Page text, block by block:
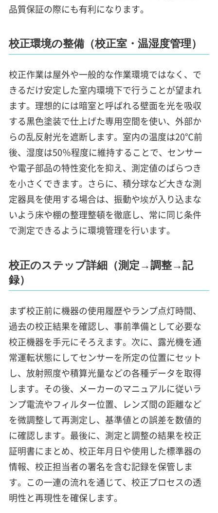
品質保証の際にも有利になります。
校正環境の整備（校正室・温湿度管理）
校正作業は屋外や一般的な作業環境ではなく、で
きるだけ安定した室内環境下で行うことが望まれ
ます。理想的には暗室と呼ばれる壁面を光を吸収
する黒色塗装で仕上げた専用空間を使い、外部か
らの乱反射光を遮断します。室内の温度は20℃前
後、湿度は50％程度に維持することで、センサー
や電子部品の特性変化を抑え、測定値のばらつき
を小さくできます。さらに、積分球など大きな測
定器具を使用する場合は、振動や埃が入り込まな
いよう床や棚の整理整頓を徹底し、常に同じ条件
で測定できるように環境管理を行います。
校正のステップ詳細（測定→調整→記
録）
まず校正前に機器の使用履歴やランプ点灯時間、
過去の校正結果を確認し、事前準備として必要な
校正機器を手元にそろえます。次に、露光機を通
常運転状態にしてセンサーを所定の位置にセット
し、放射照度や積算光量などの各種データを取得
します。その後、メーカーのマニュアルに従いラ
ンプ電流やフィルター位置、レンズ間の距離など
を微調整して再測定し、基準値との誤差を数値的
に確認します。最後に、測定と調整の結果を校正
証明書にまとめ、校正年月日や使用した標準器の
情報、校正担当者の署名を含む記録を保管しま
す。この一連の流れを通じて、校正プロセスの透
明性と再現性を確保します。